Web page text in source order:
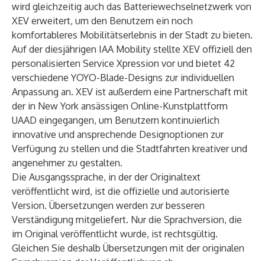
wird gleichzeitig auch das Batteriewechselnetzwerk von
XEV erweitert, um den Benutzern ein noch
komfortableres Mobilitätserlebnis in der Stadt zu bieten.
Auf der diesjährigen IAA Mobility stellte XEV offiziell den
personalisierten Service Xpression vor und bietet 42
verschiedene YOYO-Blade-Designs zur individuellen
Anpassung an. XEV ist außerdem eine Partnerschaft mit
der in New York ansässigen Online-Kunstplattform
UAAD eingegangen, um Benutzern kontinuierlich
innovative und ansprechende Designoptionen zur
Verfügung zu stellen und die Stadtfahrten kreativer und
angenehmer zu gestalten.
Die Ausgangssprache, in der der Originaltext
veröffentlicht wird, ist die offizielle und autorisierte
Version. Übersetzungen werden zur besseren
Verständigung mitgeliefert. Nur die Sprachversion, die
im Original veröffentlicht wurde, ist rechtsgültig.
Gleichen Sie deshalb Übersetzungen mit der originalen